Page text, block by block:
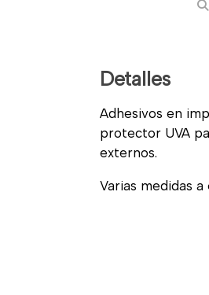
Detalles
Adhesivos en
protector UVA
externos.
Varias medidas